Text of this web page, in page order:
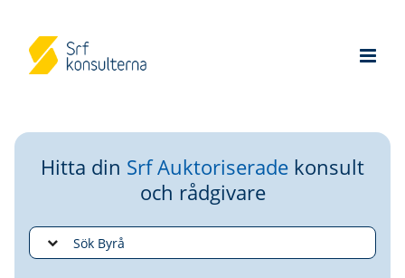
Hitta din Srf Auktoriserade konsult
och rådgivare